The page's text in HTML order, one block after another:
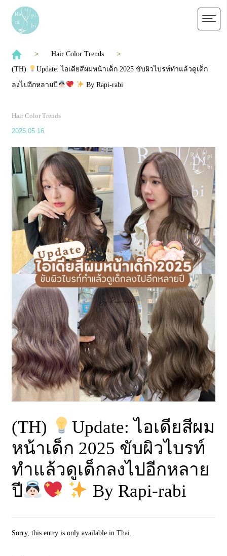
Hair Color Trends
(TH)
Update: ไอเดียสีผมหน้าเด็ก 2025 ขับผิวไบรท์ทำแล้วดูเด็ก
ลงไปอีกหลายปี By Rapi-rabi
Hair Color Trends
2025.05.16
(TH)
Update: ไอเดียสีผม
หน้าเด็ก 2025 ขับผิวไบรท์
ทำแล้วดูเด็กลงไปอีกหลาย
ปี
By Rapi-rabi
Sorry, this entry is only available in Thai